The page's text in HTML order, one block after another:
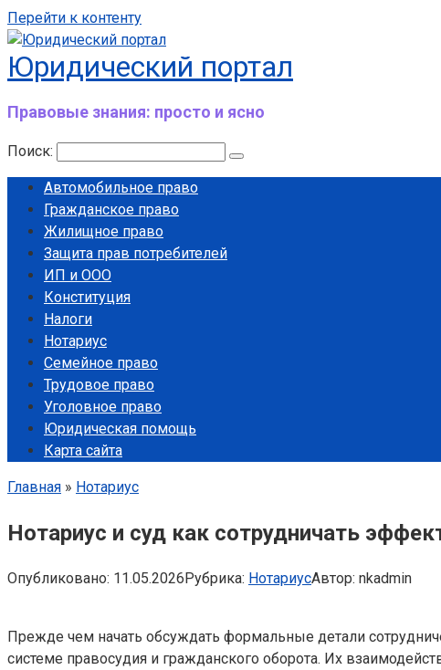
Перейти к контенту
Юридический портал
Правовые знания: просто и ясно
Поиск:
Автомобильное право
Гражданское право
Жилищное право
Защита прав потребителей
ИП и ООО
Конституция
Налоги
Нотариус
Семейное право
Трудовое право
Уголовное право
Юридическая помощь
Карта сайта
Главная » Нотариус
Нотариус и суд как сотрудничать
Опубликовано: 11.05.2026Рубрика: НотариусАвтор: nkadmin
Прежде чем начать обсуждать формальные детали
системе правосудия и гражданского оборота. Их